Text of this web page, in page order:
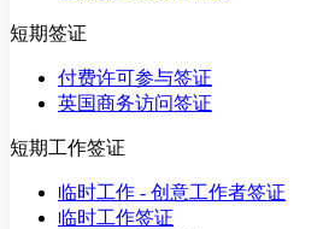
短期签证
付费许可参与签证
英国商务访问签证
短期工作签证
临时工作 - 创意工作者签证
临时工作签证